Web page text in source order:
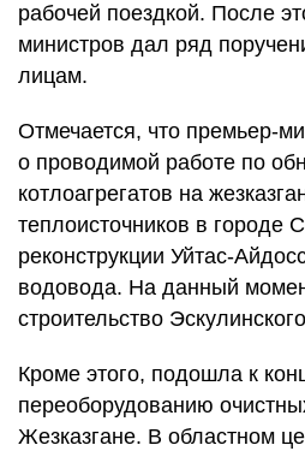
рабочей поездкой. После
министров дал ряд
лицам.
Отмечается, что премьер-
о проводимой работе по
котлоагрегатов на
теплоисточников в городе
реконструкции Уйтас-
водовода. На данный
строительство
Кроме этого, подошла к
переоборудованию
Жезказгане. В областном